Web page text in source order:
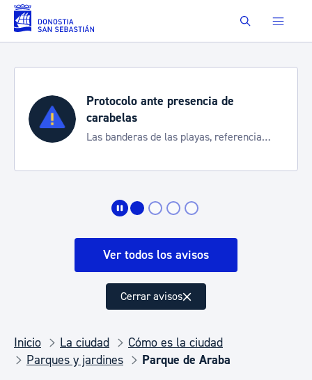
Saltar al contenido principal Buscar
Protocolo ante presencia de
carabelas
Las banderas de las playas, referencia
Ver todos los avisos
Cerrar avisos
Inicio La ciudad
Cómo es la ciudad
Parques y jardines
Parque de Araba